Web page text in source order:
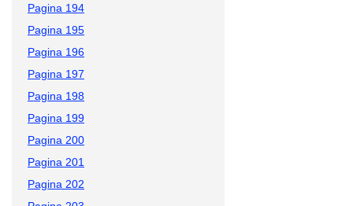
Pagina 194
Pagina 195
Pagina 196
Pagina 197
Pagina 198
Pagina 199
Pagina 200
Pagina 201
Pagina 202